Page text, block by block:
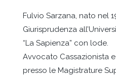
Fulvio Sarzana, nato nel
Giurisprudenza
“La Sapienza” con lode.
Avvocato Cassazionista
presso le Magistrature